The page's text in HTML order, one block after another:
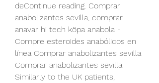
deContinue reading. Comprar
anabolizantes sevilla, comprar
anavar hi tech köpa anabola -
Compre esteroides anabólicos en
línea Comprar anabolizantes sevilla
Comprar anabolizantes sevilla
Similarly to the UK patients,